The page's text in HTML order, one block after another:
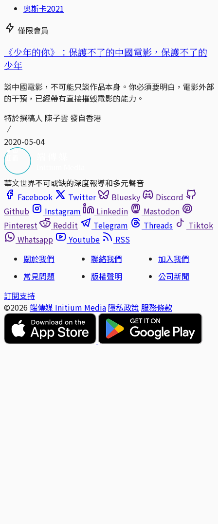
奥斯卡2021
僅限會員
《少年的你》：保護不了的中國電影，保護不了的
少年
談中國電影，不可能只談作品本身。你必須要明白，電影外部
的干預，已經帶有直接摧毀電影的能力。
特於撰稿人 陳子雲 發自香港
2020-05-04
華文世界不可或缺的深度報導和多元聲音
Facebook
Twitter Bluesky
Discord
Github
Instagram Linkedin
Mastodon
Pinterest
Reddit Telegram Threads
Tiktok
Whatsapp
Youtube
RSS
關於我們
聯絡我們
加入我們
常見問題
版權聲明
公司新聞
訂閱支持
©2026 端傳媒 Initium Media 隱私政策 服務條款